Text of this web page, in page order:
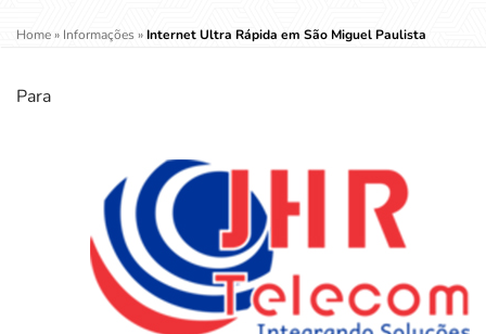
Home» Informações» Internet Ultra Rápida em São Miguel Paulista
Para